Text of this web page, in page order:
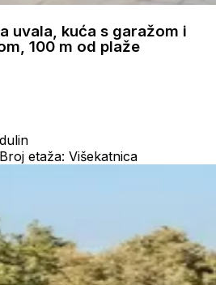
uvala, kuća s garažom i
100 m od plaže
Broj etaža: Višekatnica